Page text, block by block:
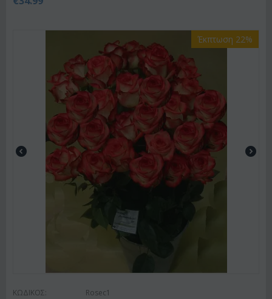
Έκπτωση 22%
ΚΩΔΙΚΟΣ: Rosec1